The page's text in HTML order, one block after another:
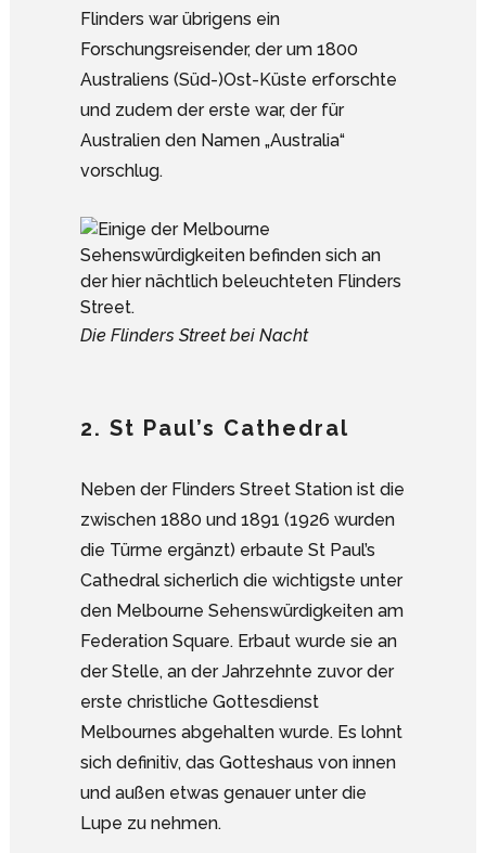
Flinders war übrigens ein
Forschungsreisender, der um 1800
Australiens (Süd-)Ost-Küste erforschte
und zudem der erste war, der für
Australien den Namen „Australia“
vorschlug.
Die Flinders Street bei Nacht
2. St Paul’s Cathedral
Neben der Flinders Street Station ist die
zwischen 1880 und 1891 (1926 wurden
die Türme ergänzt) erbaute St Paul’s
Cathedral sicherlich die wichtigste unter
den Melbourne Sehenswürdigkeiten am
Federation Square. Erbaut wurde sie an
der Stelle, an der Jahrzehnte zuvor der
erste christliche Gottesdienst
Melbournes abgehalten wurde. Es lohnt
sich definitiv, das Gotteshaus von innen
und außen etwas genauer unter die
Lupe zu nehmen.